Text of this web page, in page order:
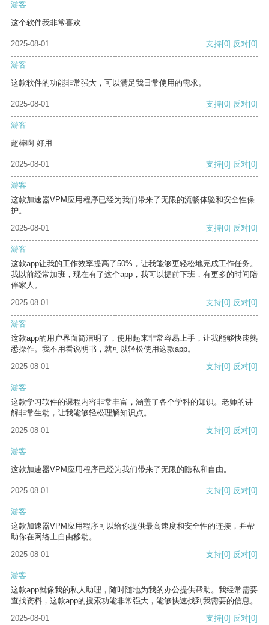
游客
这个软件我非常喜欢
2025-08-01 支持[0] 反对[0]
游客
这款软件的功能非常强大，可以满足我日常使用的需求。
2025-08-01 支持[0] 反对[0]
游客
超棒啊 好用
2025-08-01 支持[0] 反对[0]
游客
这款加速器VPM应用程序已经为我们带来了无限的流畅体验和安全性保
护。
2025-08-01
支持[0] 反对[0]
游客
这款app让我的工作效率提高了50%，让我能够更轻松地完成工作任务。
我以前经常加班，现在有了这个app，我可以提前下班，有更多的时间陪
伴家人。
2025-08-01
支持[0] 反对[0]
游客
这款app的用户界面简洁明了，使用起来非常容易上手，让我能够快速熟
悉操作。我不用看说明书，就可以轻松使用这款app。
2025-08-01
支持[0] 反对[0]
游客
这款学习软件的课程内容非常丰富，涵盖了各个学科的知识。老师的讲
解非常生动，让我能够轻松理解知识点。
2025-08-01
支持[0] 反对[0]
游客
这款加速器VPM应用程序已经为我们带来了无限的隐私和自由。
2025-08-01 支持[0] 反对[0]
游客
这款加速器VPM应用程序可以给你提供最高速度和安全性的连接，并帮
助你在网络上自由移动。
2025-08-01
支持[0] 反对[0]
游客
这款app就像我的私人助理，随时随地为我的办公提供帮助。我经常需要
查找资料，这款app的搜索功能非常强大，能够快速找到我需要的信息。
2025-08-01
支持[0] 反对[0]